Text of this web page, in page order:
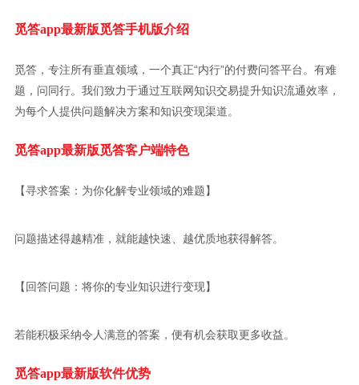
觅答app最新版觅答手机版介绍
觅答，专注所有垂直领域，一个真正“内行”的付费问答平台。有难
题，问同行。我们致力于通过互联网知识交易提升知识流通效率，
为每个人提供问题解决方案和知识变现渠道。
觅答app最新版觅答客户端特色
【寻求答案：为你化解专业领域的难题】
问题描述得越精准，就能越快速、越优质地获得解答。
【回答问题：将你的专业知识进行变现】
若能积极采纳令人满意的答案，便有机会获取更多收益。
觅答app最新版软件优势